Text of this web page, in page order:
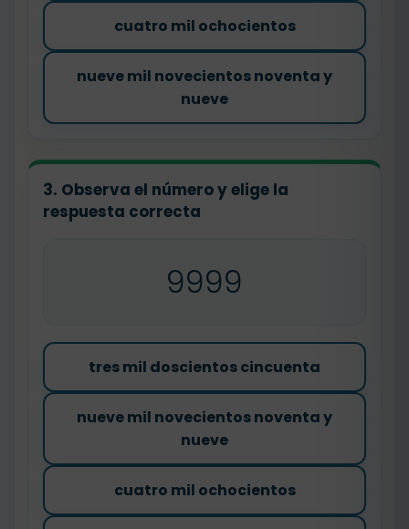
cuatro mil ochocientos
nueve mil novecientos noventa y
nueve
3. Observa el número y elige la
respuesta correcta
9999
tres mil doscientos cincuenta
nueve mil novecientos noventa y
nueve
cuatro mil ochocientos